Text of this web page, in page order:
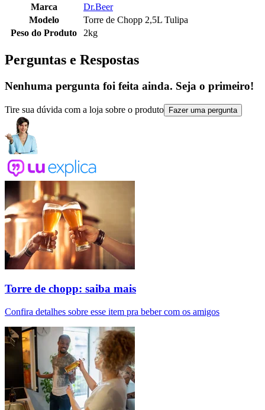
Marca
Dr.Beer
Modelo
Torre de Chopp 2,5L Tulipa
Peso do Produto
2kg
Perguntas e Respostas
Nenhuma pergunta foi feita ainda. Seja o primeiro!
Tire sua dúvida com a loja sobre o produto Fazer uma pergunta
Torre de chopp: saiba mais
Confira detalhes sobre esse item pra beber com os amigos